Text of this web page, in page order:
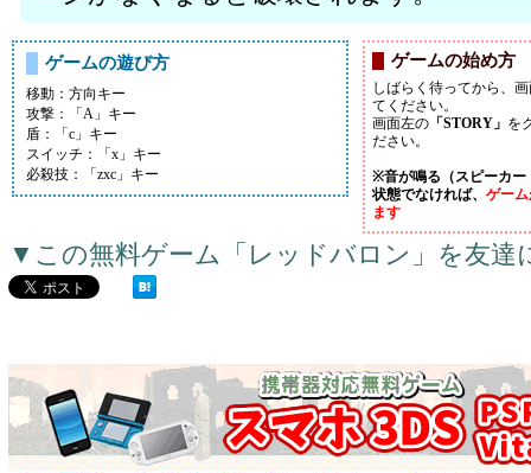
ゲームの遊び方
移動：方向キー
攻撃：「A」キー
盾：「c」キー
スイッチ：「x」キー
必殺技：「zxc」キー
ゲームの始め方
しばらく待ってから、
てください。
画面左の 「STORY」 を
ださい。
※音が鳴る（スピーカー
状態でなければ、 ゲー
ます
▼この無料ゲーム「レッドバロン」を友達